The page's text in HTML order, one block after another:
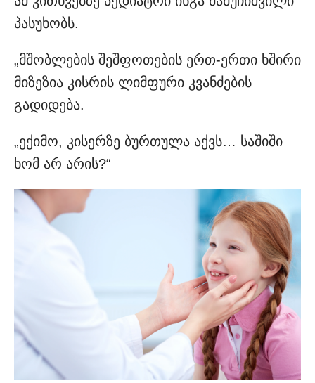
პასუხობს.
„მშობლების შეშფოთების ერთ-ერთი ხშირი
მიზეზია კისრის ლიმფური კვანძების
გადიდება.
„ექიმო, კისერზე ბურთულა აქვს… საშიში
ხომ არ არის?“